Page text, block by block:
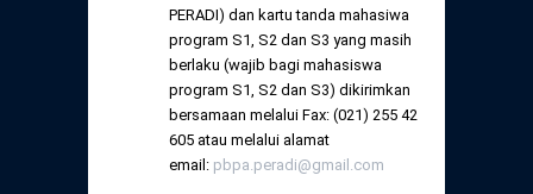
PERADI) dan kartu tanda mahasiwa
program S1, S2 dan S3 yang masih
berlaku (wajib bagi mahasiswa
program S1, S2 dan S3) dikirimkan
bersamaan melalui Fax: (021) 255 42
605 atau melalui alamat
email: pbpa.peradi@gmail.com